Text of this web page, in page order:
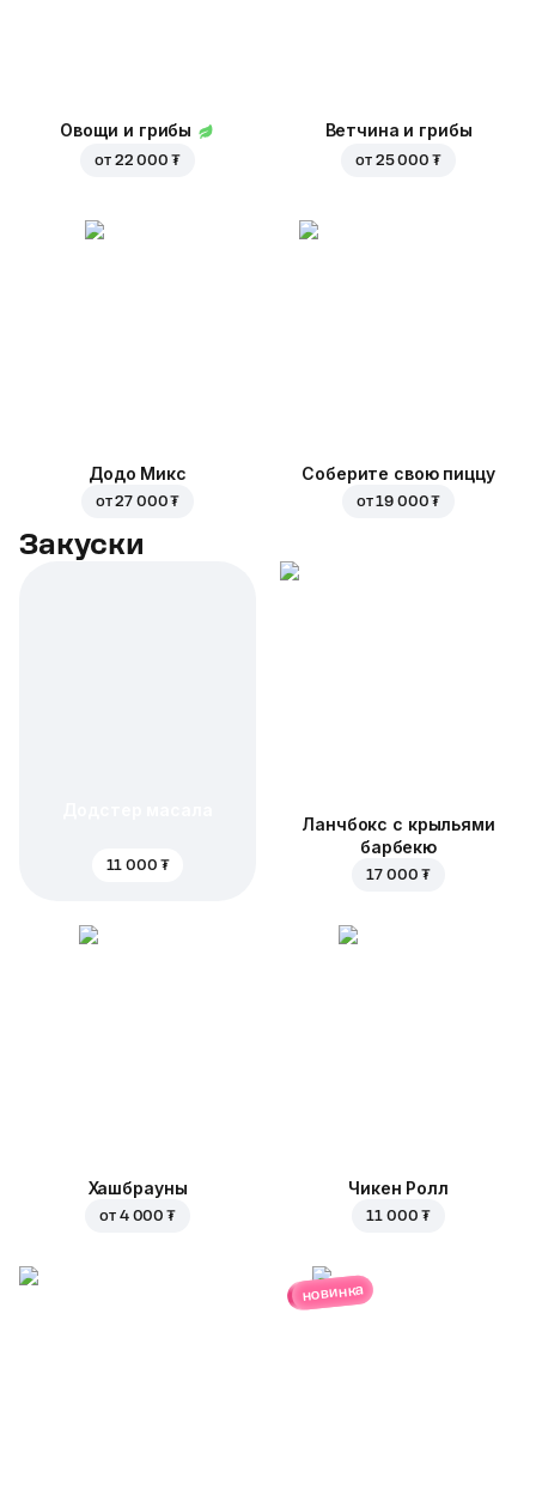
Овощи и грибы
от 22 000 ₮
Ветчина и грибы
от 25 000 ₮
Додо Микс
от27 000 ₮
Соберите свою пиццу
от19 000 ₮
Закуски
11 000 ₮
Ланчбокс с крыльями
барбекю
17 000 ₮
Хашбрауны
от 4 000 ₮
Чикен Ролл
11 000 ₮
новинка